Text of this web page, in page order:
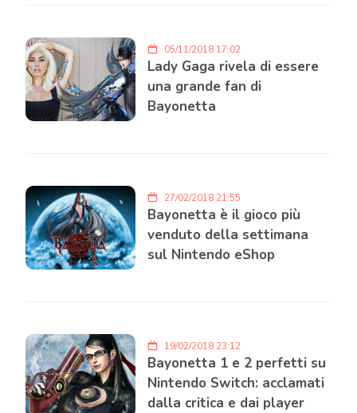
05/11/2018 17:02
Lady Gaga rivela di essere
una grande fan di
Bayonetta
27/02/2018 21:55
Bayonetta è il gioco più
venduto della settimana
sul Nintendo eShop
19/02/2018 23:12
Bayonetta 1 e 2 perfetti su
Nintendo Switch: acclamati
dalla critica e dai player